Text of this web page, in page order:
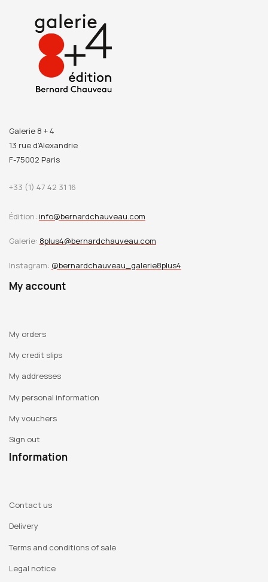
Galerie 8 + 4
13 rue d’Alexandrie
F-75002 Paris
+33 (1) 47 42 31 16
Édition: info@bernardchauveau.com
Galerie: 8plus4@bernardchauveau.com
Instagram: @bernardchauveau_galerie8plus4
My account
My orders
My credit slips
My addresses
My personal information
My vouchers
Sign out
Information
Contact us
Delivery
Terms and conditions of sale
Legal notice